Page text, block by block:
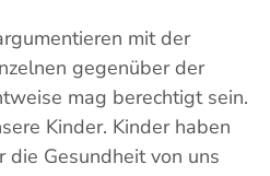
mit der
gegenüber der
mag berechtigt sein.
Kinder. Kinder haben
Gesundheit von uns